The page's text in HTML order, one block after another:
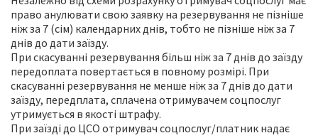
право анулювати свою заявку на резервування не пізніше
ніж за 7 (сім) календарних днів, тобто не пізніше ніж за 7
днів до дати заїзду.
При скасуванні резервування більш ніж за 7 днів до заїзду
передоплата повертається в повному розмірі. При
скасуванні резервування не менше ніж за 7 днів до дати
заїзду, передплата, сплачена отримувачем соцпослуг
утримується в якості штрафу.
При заїзді до ЦСО отримувач соцпослуг/платник надає